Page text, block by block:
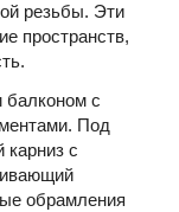
резьбы. Эти
пространств,
с
Под
карниз с
обрамления